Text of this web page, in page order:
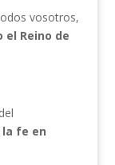
vosotros,
el Reino de
fe en